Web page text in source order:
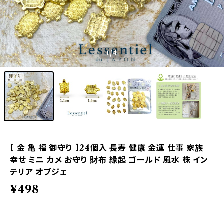
1/4
【 金 亀 福 御守り 】24個入 長寿 健康 金運 仕事 家族
幸せ ミニ カメ お守り 財布 縁起 ゴールド 風水 株 イン
テリア オブジェ
¥498